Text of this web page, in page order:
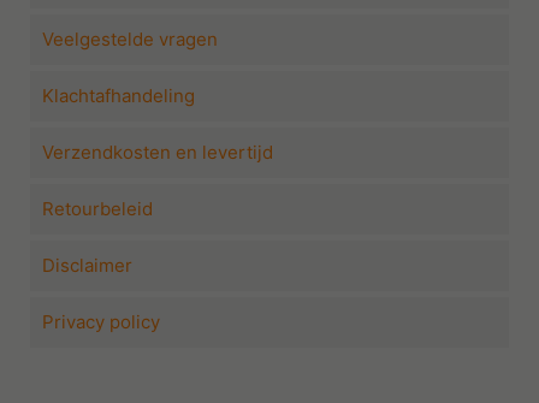
Veelgestelde vragen
Klachtafhandeling
Verzendkosten en levertijd
Retourbeleid
Disclaimer
Privacy policy